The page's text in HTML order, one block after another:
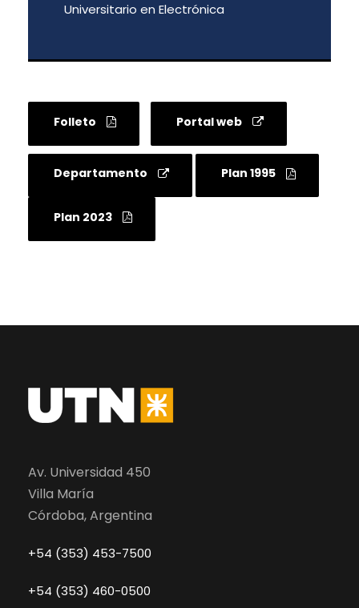
Universitario en Electrónica
Folleto Portal web
Departamento Plan 1995
Plan 2023
Av. Universidad 450
Villa María
Córdoba, Argentina
+54 (353) 453-7500
+54 (353) 460-0500